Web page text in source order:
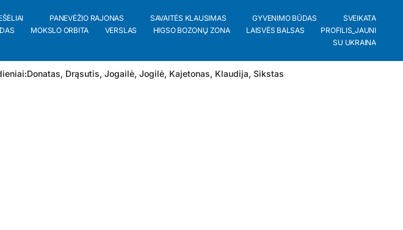
PANEVĖŽIO RAJONAS SAVAITĖS KLAUSIMAS GYVENIMO BŪDAS
SVEIKATA
MOKSLO ORBITA VERSLAS HIGSO BOZONŲ ZONA LAISVĖS BALSAS
PROFILIS_JAUNI
SU UKRAINA
Donatas, Drąsutis, Jogailė, Jogilė, Kajetonas, Klaudija, Sikstas